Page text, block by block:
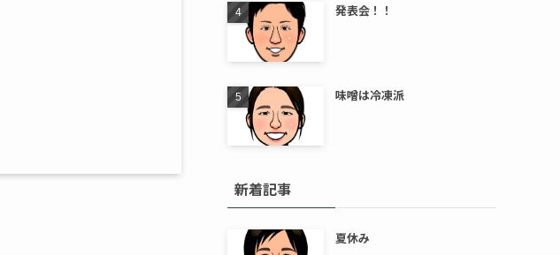
発表会！！
味噌は冷凍派
新着記事
夏休み